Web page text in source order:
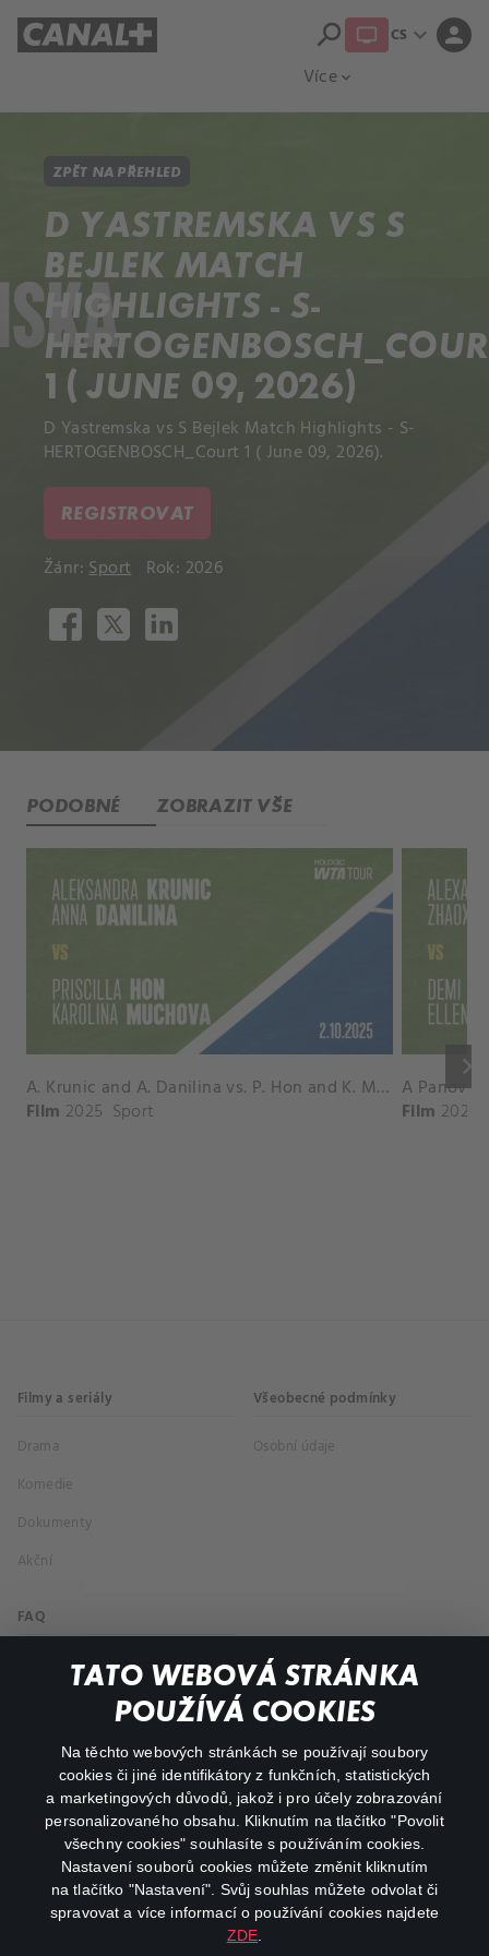
TATO WEBOVÁ STRÁNKA
POUŽÍVÁ COOKIES
Na těchto webových stránkách se používají soubory
cookies či jiné identifikátory z funkčních, statistických
a marketingových důvodů, jakož i pro účely zobrazování
personalizovaného obsahu. Kliknutím na tlačítko "Povolit
všechny cookies" souhlasíte s používáním cookies.
Nastavení souborů cookies můžete změnit kliknutím
na tlačítko "Nastavení". Svůj souhlas můžete odvolat či
spravovat a více informací o používání cookies najdete
ZDE
Více expand_more
search CS expand_more person
ZPĚT NA PŘEHLED
D YASTREMSKA VS S
BEJLEK MATCH
HIGHLIGHTS - S-
1 ( JUNE 09, 2026)
D Yastremska vs S Bejlek Match Highlights - S-
HERTOGENBOSCH_Court 1 ( June 09, 2026).
REGISTROVAT
Žánr:Sport Rok: 2026
PODOBNÉ ZOBRAZIT VŠE
keyboard_arrow_right
A. Krunic and A. Danilina vs. P. Hon and K. Muchova Match Highlights - BEIJING_Capital Group Diamond ( October 02, 2025)
Film 2025 Sport Film 2026
Filmy a seriály
Drama
Komedie
Dokumenty
Akční
Všeobecné podmínky
Osobní údaje
FAQ
Můj účet
Důležité odkazy
facebookinstagram
youtube